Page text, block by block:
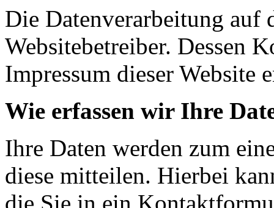
Die Datenverarbeitung auf
Websitebetreiber. Dessen
Impressum dieser Website
Wie erfassen wir Ihre
Ihre Daten werden zum
diese mitteilen. Hierbei